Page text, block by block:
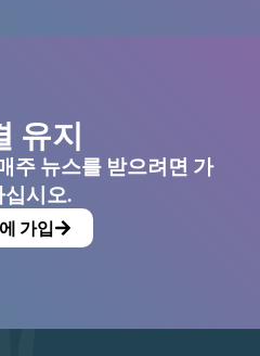
유지
주 뉴스를 받으려면 가
십시오.
가입